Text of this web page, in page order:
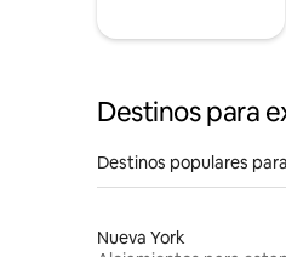
Destinos para
Destinos populares
Nueva York